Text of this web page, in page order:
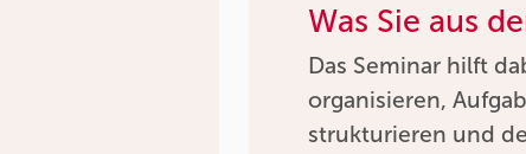
Was Sie aus
Das Seminar hilft
organisieren,
strukturieren und